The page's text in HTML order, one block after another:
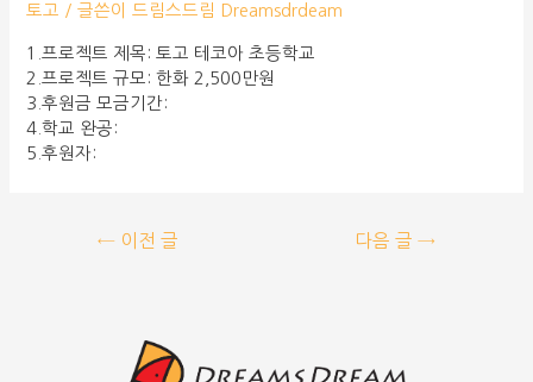
토고 / 글쓴이드림스드림 Dreamsdrdeam
1.프로젝트 제목: 토고 테코아 초등학교
2.프로젝트 규모: 한화 2,500만원
3.후원금 모금기간:
4.학교 완공:
5.후원자:
←이전 글 다음 글→